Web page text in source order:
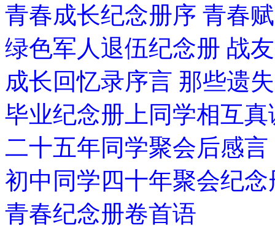
青春成长纪念册序 青春赋
绿色军人退伍纪念册 战
成长回忆录序言 那些遗
毕业纪念册上同学相互真
二十五年同学聚会后感言
初中同学四十年聚会纪
青春纪念册卷首语